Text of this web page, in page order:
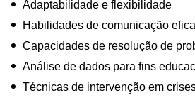
Adaptabilidade e flexibilidade
Habilidades de comunicação
Capacidades de resolução de
Análise de dados para fins
Técnicas de intervenção em